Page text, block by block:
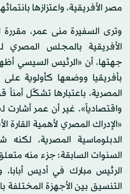
مصر الأفريقية، واعتزازها
وترى السفيرة منى عمر، مقررة
الأفريقية بالمجلس المصري
جهتها، أن «الرئيس السيسي
بأفريقيا ووضعها كأولوية
المصرية، باعتبارها تشكّل أمناً
واقتصادياً». غير أن عمر أشارت
«الإدراك المصري لأهمية القارة
الدبلوماسية المصرية،
السنوات السابقة؛ جزء منه
الرئيس مبارك في أديس
التنسيق بين الأجهزة المختلفة